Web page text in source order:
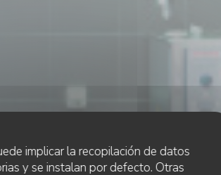
implicar la recopilación de datos
y se instalan por defecto. Otras